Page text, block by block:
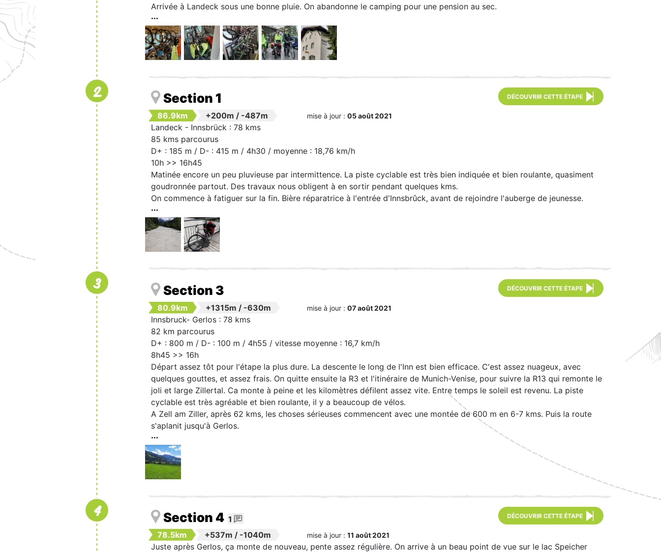
Arrivée à Landeck sous une bonne pluie. On abandonne le camping pour une pension au sec.
2 Section 1 DÉCOUVRIR CETTE ÉTAPE
86.9km +200m / -487m mise à jour : 05 août 2021
Landeck - Innsbrück : 78 kms
85 kms parcourus
D+ : 185 m / D- : 415 m / 4h30 / moyenne : 18,76 km/h
10h >> 16h45
Matinée encore un peu pluvieuse par intermittence. La piste cyclable est très bien indiquée et bien roulante, quasiment
goudronnée partout. Des travaux nous obligent à en sortir pendant quelques kms.
On commence à fatiguer sur la fin. Bière réparatrice à l'entrée d'Innsbrûck, avant de rejoindre l'auberge de jeunesse.
3 Section 3 DÉCOUVRIR CETTE ÉTAPE
80.9km +1315m / -630m mise à jour : 07 août 2021
Innsbruck- Gerlos : 78 kms
82 km parcourus
D+ : 800 m / D- : 100 m / 4h55 / vitesse moyenne : 16,7 km/h
8h45 >> 16h
Départ assez tôt pour l'étape la plus dure. La descente le long de l'Inn est bien efficace. C'est assez nuageux, avec
quelques gouttes, et assez frais. On quitte ensuite la R3 et l'itinéraire de Munich-Venise, pour suivre la R13 qui remonte le
joli et large Zillertal. Ca monte à peine et les kilomètres défilent assez vite. Entre temps le soleil est revenu. La piste
cyclable est très agréable et bien roulante, il y a beaucoup de vélos.
A Zell am Ziller, après 62 kms, les choses sérieuses commencent avec une montée de 600 m en 6-7 kms. Puis la route
s'aplanit jusqu'à Gerlos.
4 Section 4 1 DÉCOUVRIR CETTE ÉTAPE
78.5km +537m / -1040m mise à jour : 11 août 2021
Juste après Gerlos, ça monte de nouveau, pente assez régulière. On arrive à un beau point de vue sur le lac Speicher